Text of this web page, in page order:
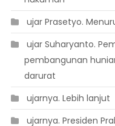
 ujar Prasetyo.
 ujar Suharyanto.
pembangunan
darurat
 ujarnya. Lebih lanjut
 ujarnya. Presiden